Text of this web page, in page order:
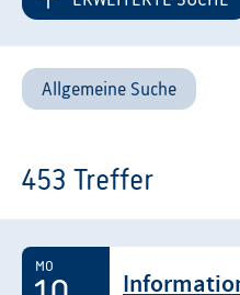
Allgemeine Suche
453 Treffer
MO